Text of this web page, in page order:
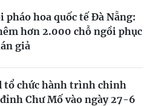
pháo hoa quốc tế Đà Nẵng:
hơn 2.000 chỗ ngồi phục
giả
tổ chức hành trình chinh
Chư Mố vào ngày 27-6